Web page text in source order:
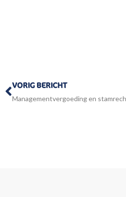
Vorige
VORIG BERICHT
Managementvergoeding en